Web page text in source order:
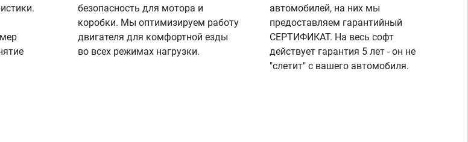
безопасность для мотора и
коробки. Мы оптимизируем работу
двигателя для комфортной езды
во всех режимах нагрузки.
автомобилей, на них мы
предоставляем гарантийный
СЕРТИФИКАТ. На весь софт
действует гарантия 5 лет - он не
"слетит" с вашего автомобиля.